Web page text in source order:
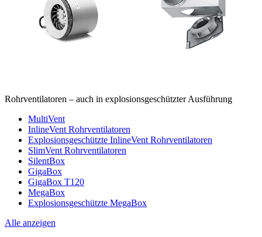
Rohrventilatoren – auch in explosionsgeschützter Ausführung
MultiVent
InlineVent Rohrventilatoren
Explosionsgeschützte InlineVent Rohrventilatoren
SlimVent Rohrventilatoren
SilentBox
GigaBox
GigaBox T120
MegaBox
Explosionsgeschützte MegaBox
Alle anzeigen